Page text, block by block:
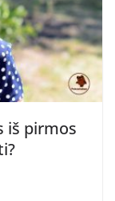
iš pirmos